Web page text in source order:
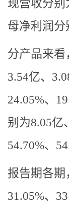
现营收分别
母净利润分
分产品来
3.54亿、
24.05%、
别为8.05亿
54.70%、
报告期各期
31.05%、